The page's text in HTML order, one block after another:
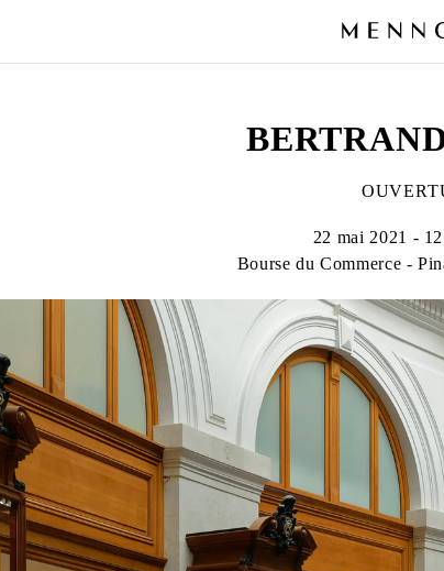
22 mai 2021 -
Bourse du Commerce -